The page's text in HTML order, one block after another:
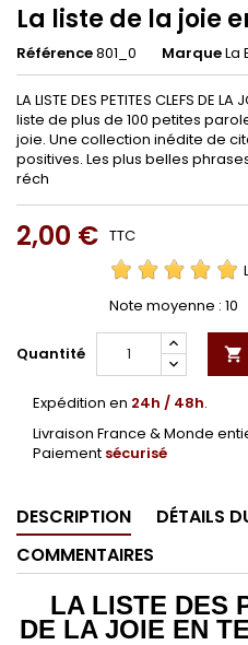
La liste de la joie
Référence801_0 MarqueLa
LA LISTE DES PETITES CLEFS DE
liste de plus de 100 petites
joie. Une collection inédite de
positives. Les plus belles
réch
2,00 € TTC
Note moyenne : 10
Quantité 
Expédition en 24h / 48h.
Livraison France & Monde
Paiement sécurisé
DESCRIPTION
DÉTAILS
COMMENTAIRES
LA LISTE DES
DE LA JOIE EN